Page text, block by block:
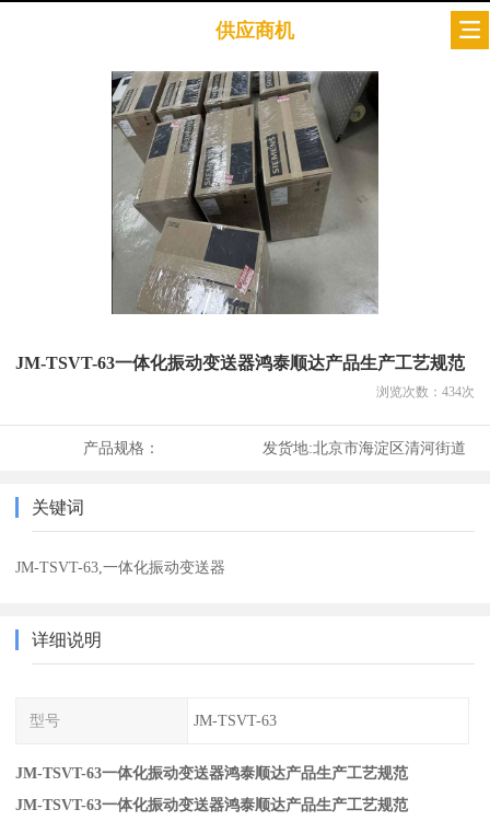
供应商机
JM-TSVT-63一体化振动变送器鸿泰顺达产品生产工艺规范
浏览次数： 434次
产品规格： 发货地:北京市海淀区清河街道
关键词
JM-TSVT-63,一体化振动变送器
详细说明
型号 JM-TSVT-63
JM-TSVT-63一体化振动变送器鸿泰顺达产品生产工艺规范
JM-TSVT-63一体化振动变送器鸿泰顺达产品生产工艺规范